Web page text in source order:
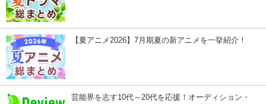
【夏アニメ2026】7月期夏の新アニメを一挙紹介！
芸能界を志す10代～20代を応援！オーディション・